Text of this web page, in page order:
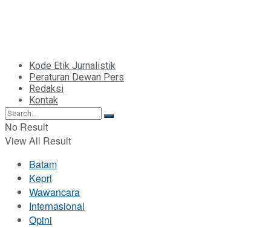
Kode Etik Jurnalistik
Peraturan Dewan Pers
Redaksi
Kontak
No Result
View All Result
Batam
Kepri
Wawancara
Internasional
Opini